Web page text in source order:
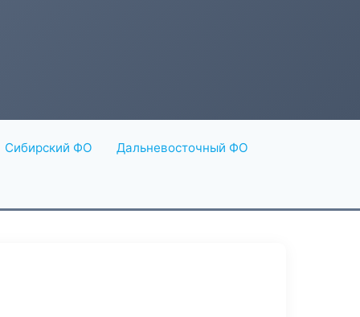
Сибирский ФО Дальневосточный ФО